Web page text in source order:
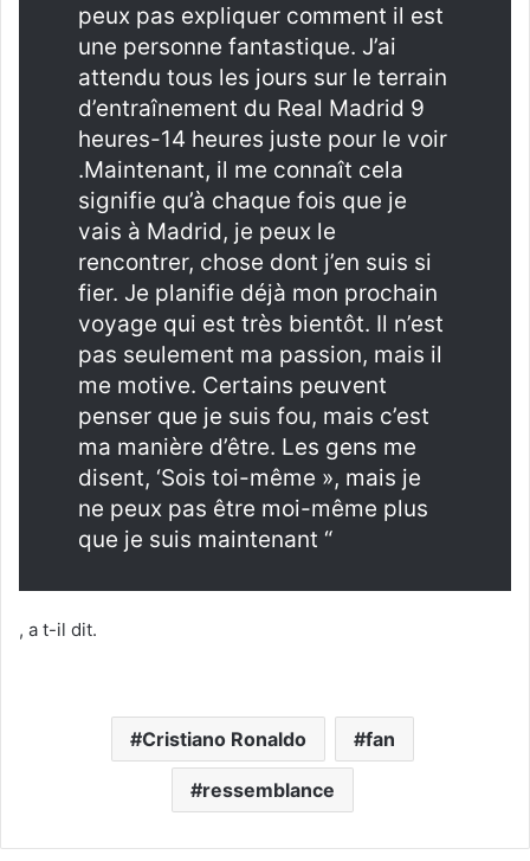
peux pas expliquer comment il est
une personne fantastique. J’ai
attendu tous les jours sur le terrain
d’entraînement du Real Madrid 9
heures-14 heures juste pour le voir
.Maintenant, il me connaît cela
signifie qu’à chaque fois que je
vais à Madrid, je peux le
rencontrer, chose dont j’en suis si
fier. Je planifie déjà mon prochain
voyage qui est très bientôt. Il n’est
pas seulement ma passion, mais il
me motive. Certains peuvent
penser que je suis fou, mais c’est
ma manière d’être. Les gens me
disent, ‘Sois toi-même », mais je
ne peux pas être moi-même plus
que je suis maintenant “
, a t-il dit.
Cristiano Ronaldo fan
ressemblance